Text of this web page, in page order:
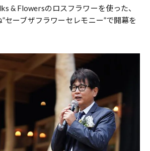
& Flowersのロスフラワーを使った、
セーブザフラワーセレモニー”で開幕を